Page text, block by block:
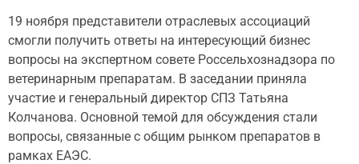
19 ноября представители отраслевых ассоциаций
смогли получить ответы на интересующий бизнес
вопросы на экспертном совете Россельхознадзора по
ветеринарным препаратам. В заседании приняла
участие и генеральный директор СПЗ Татьяна
Колчанова. Основной темой для обсуждения стали
вопросы, связанные с общим рынком препаратов в
рамках ЕАЭС.